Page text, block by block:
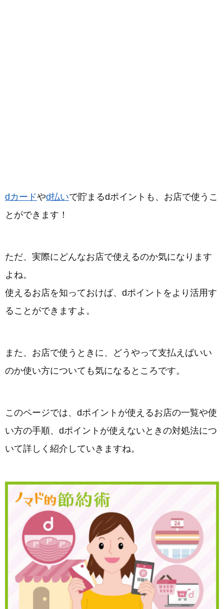
dカードやd払いで貯まるdポイントも、お店で使うこ
とができます！
ただ、実際にどんなお店で使えるのか気になります
よね。
使えるお店を知っておけば、dポイントをより活用す
ることができますよ。
また、お店で使うときに、どうやって支払えばいい
のか使い方についても気になるところです。
このページでは、dポイントが使えるお店の一覧や使
い方の手順、dポイントが使えないときの対処法につ
いて詳しく紹介していきますね。